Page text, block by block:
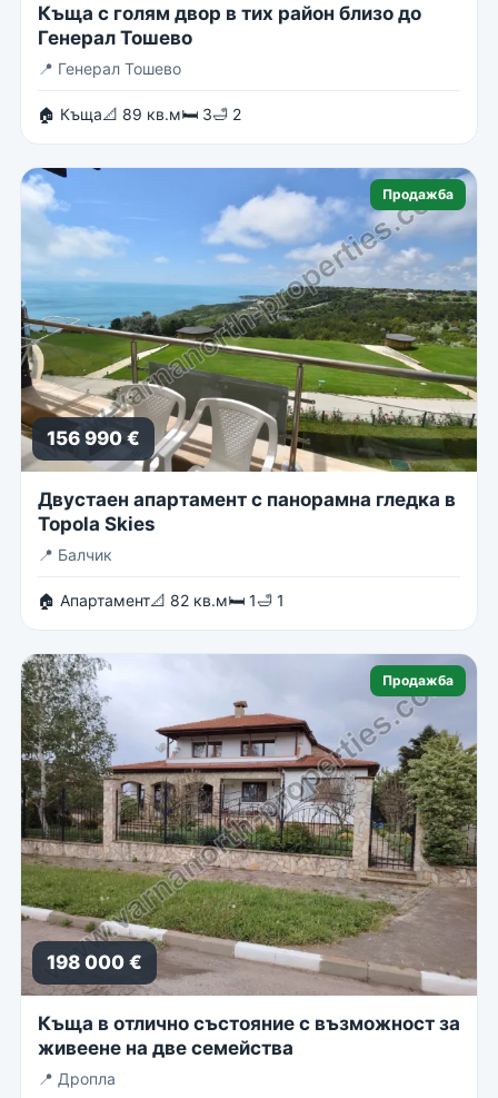
Къща с голям двор в тих район близо до
Генерал Тошево
📍 Генерал Тошево
🏠 Къща📐 89 кв.м🛏 3🛁 2
Продажба
156 990 €
Двустаен апартамент с панорамна гледка в
Topola Skies
📍 Балчик
🏠 Апартамент📐 82 кв.м🛏 1🛁 1
Продажба
198 000 €
Къща в отлично състояние с възможност за
живеене на две семейства
📍 Дропла